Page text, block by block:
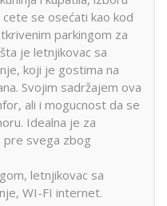
se osećati kao kod
parkingom za
je letnjikovac sa
koji je gostima na
Svojim sadržajem ova
ali i mogucnost da se
Idealna je za
pre svega zbog
letnjikovac sa
WI-FI internet.